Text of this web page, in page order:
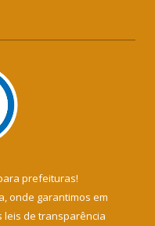
prefeituras!
onde garantimos em
leis de transparência